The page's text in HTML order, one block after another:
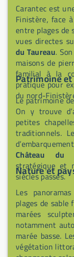
Carantec est
Finistère, face
entre plages de
vues directes
du Taureau.
maisons de
familial à la
pratique pour
du nord-
Patrimoine
Le patrimoine
On y trouve
petites
traditionnels.
Château du
stratégique et
siècles passés.
Nature et
Les
plages de sable
marées
notamment
marée basse.
végétation